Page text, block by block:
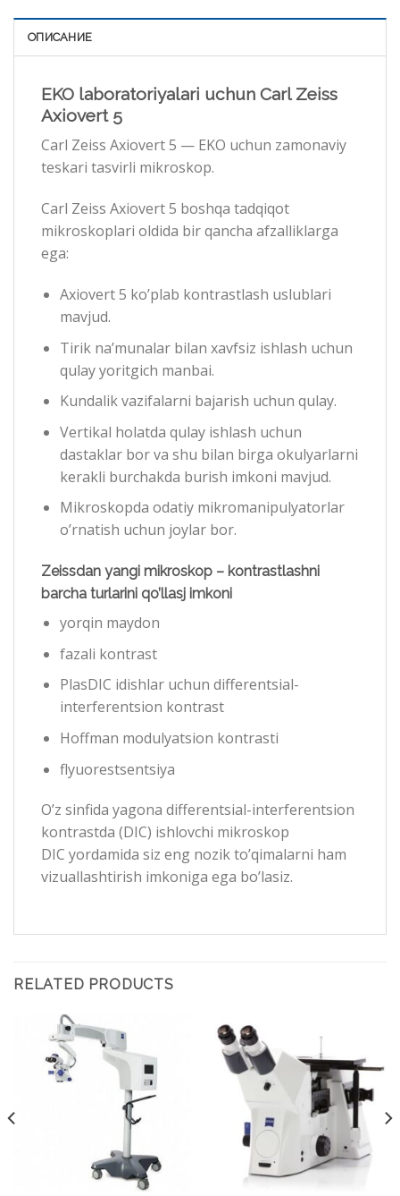
ОПИСАНИЕ
EKO laboratoriyalari uchun Carl Zeiss
Axiovert 5
Carl Zeiss Axiovert 5 — EKO uchun zamonaviy
teskari tasvirli mikroskop.
Carl Zeiss Axiovert 5 boshqa tadqiqot
mikroskoplari oldida bir qancha afzalliklarga
ega:
Axiovert 5 ko’plab kontrastlash uslublari
mavjud.
Tirik na’munalar bilan xavfsiz ishlash uchun
qulay yoritgich manbai.
Kundalik vazifalarni bajarish uchun qulay.
Vertikal holatda qulay ishlash uchun
dastaklar bor va shu bilan birga okulyarlarni
kerakli burchakda burish imkoni mavjud.
Mikroskopda odatiy mikromanipulyatorlar
o’rnatish uchun joylar bor.
Zeissdan yangi mikroskop – kontrastlashni
barcha turlarini qo’llasj imkoni
yorqin maydon
fazali kontrast
PlasDIC idishlar uchun differentsial-
interferentsion kontrast
Hoffman modulyatsion kontrasti
flyuorestsentsiya
O’z sinfida yagona differentsial-interferentsion
kontrastda (DIC) ishlovchi mikroskop
DIC yordamida siz eng nozik to’qimalarni ham
vizuallashtirish imkoniga ega bo’lasiz.
RELATED PRODUCTS